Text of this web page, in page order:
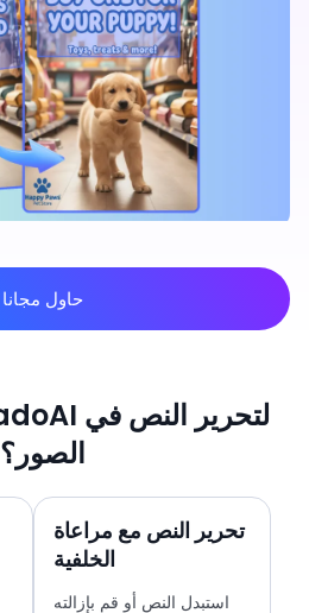
حاول مجانا
الصور؟
تحرير النص مع مراعاة
الخلفية
استبدل النص أو قم بإزالته